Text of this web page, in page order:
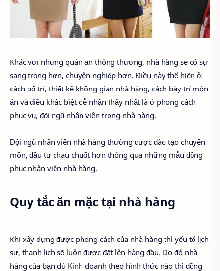
Khác với những quán ăn thông thường, nhà hàng sẽ có sự
sang trọng hơn, chuyên nghiệp hơn. Điều này thể hiện ở
cách bố trí, thiết kế không gian nhà hàng, cách bày trí món
ăn và điều khác biệt dễ nhận thấy nhất là ở phong cách
phục vụ, đội ngũ nhân viên trong nhà hàng.
Đội ngũ nhân viên nhà hàng thường được đào tạo chuyên
môn, đầu tư chau chuốt hơn thông qua những mẫu đồng
phục nhân viên nhà hàng.
Quy tắc ăn mặc tại nhà hàng
Khi xây dựng được phong cách của nhà hàng thì yếu tố lịch
sự, thanh lịch sẽ luôn được đặt lên hàng đầu. Do đó nhà
hàng của bạn dù Kinh doanh theo hình thức nào thì đồng